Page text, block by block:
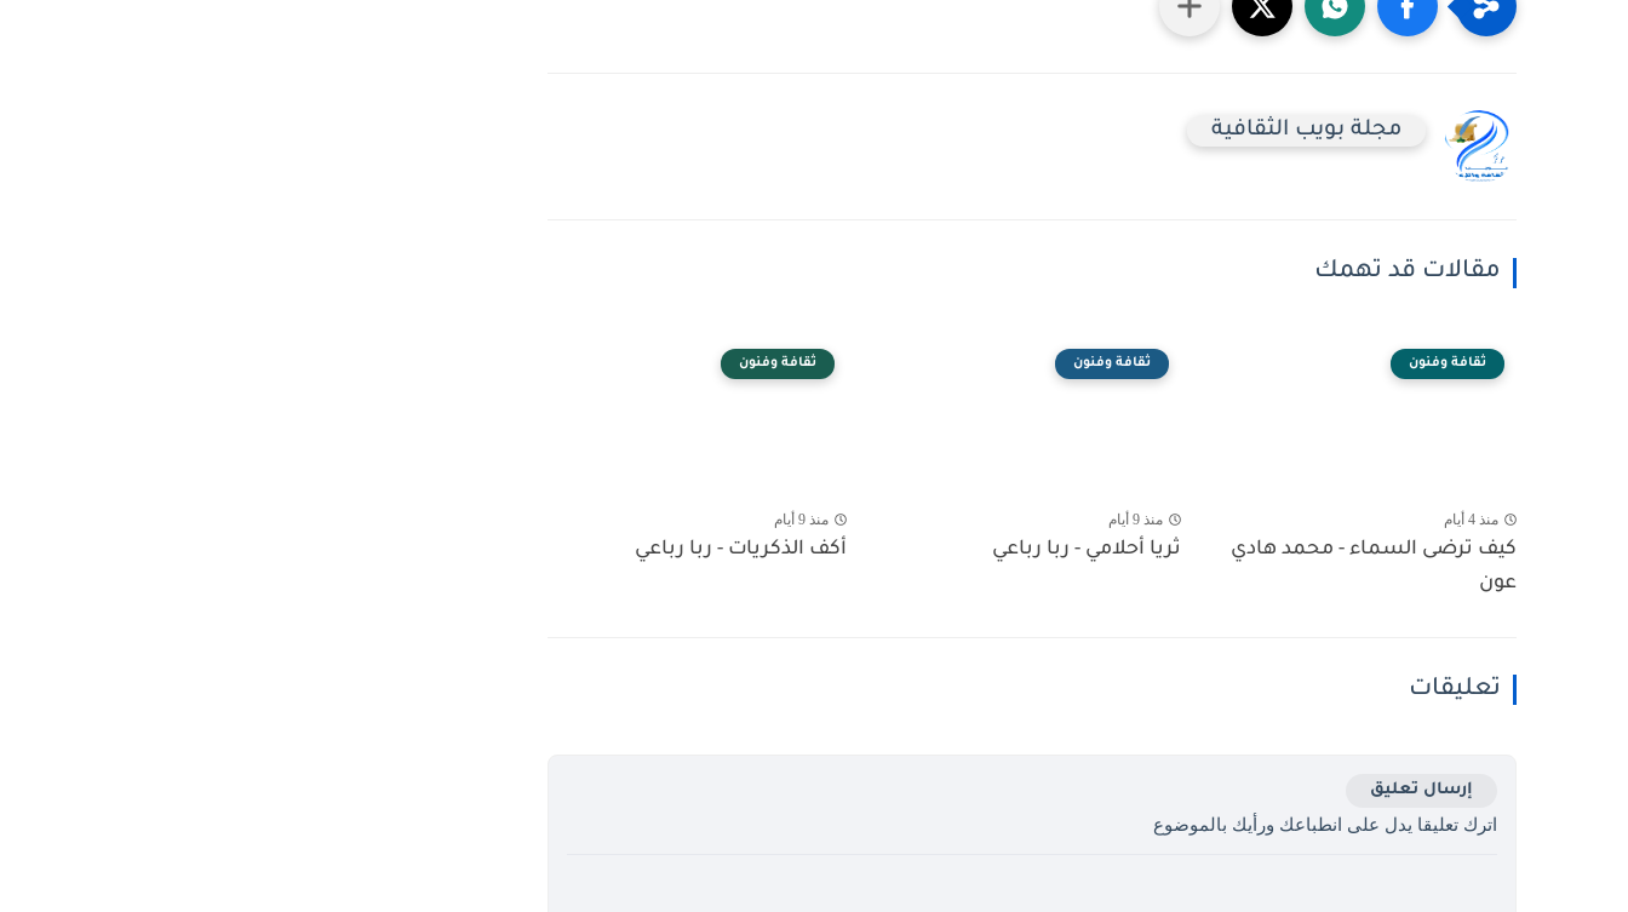
مجلة بويب الثقافية
مقالات قد تهمك
ثقافة وفنون
منذ 4 أيام
كيف ترضى السماء - محمد هادي
عون
ثقافة وفنون
منذ 9 أيام
ثريا أحلامي - ربا رباعي
ثقافة وفنون
منذ 9 أيام
أكف الذكريات - ربا رباعي
تعليقات
إرسال تعليق
اترك تعليقا يدل على انطباعك ورأيك بالموضوع